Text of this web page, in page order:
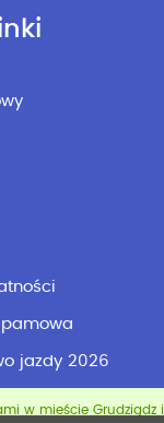
w mieście Grudziądz
jazdy 2026